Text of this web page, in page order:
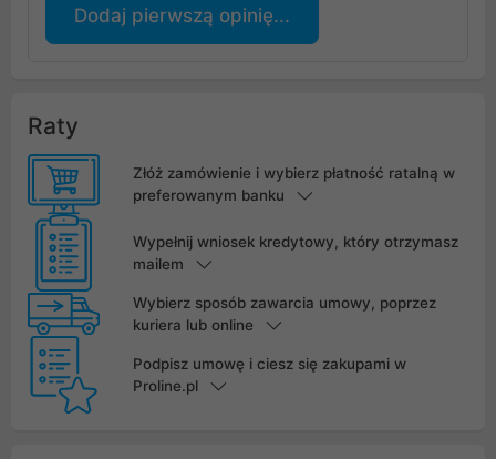
Dodaj pierwszą opinię...
Raty
Złóż zamówienie i wybierz płatność ratalną w
preferowanym banku
Wypełnij wniosek kredytowy, który otrzymasz
mailem
Wybierz sposób zawarcia umowy, poprzez
kuriera lub online
Podpisz umowę i ciesz się zakupami w
Proline.pl